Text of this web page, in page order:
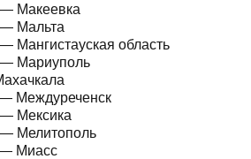
Макеевка
Мальта
Мангистауская область
Мариуполь
Междуреченск
Мексика
Мелитополь
Миасс